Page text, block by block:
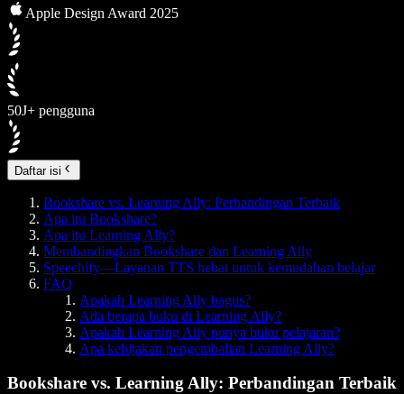
Apple Design Award 2025
50J+ pengguna
Daftar isi
Bookshare vs. Learning Ally: Perbandingan Terbaik
Apa itu Bookshare?
Apa itu Learning Ally?
Membandingkan Bookshare dan Learning Ally
Speechify—Layanan TTS hebat untuk kemudahan belajar
FAQ
Apakah Learning Ally bagus?
Ada berapa buku di Learning Ally?
Apakah Learning Ally punya buku pelajaran?
Apa kebijakan pengembalian Learning Ally?
Bookshare vs. Learning Ally: Perbandingan Terbaik